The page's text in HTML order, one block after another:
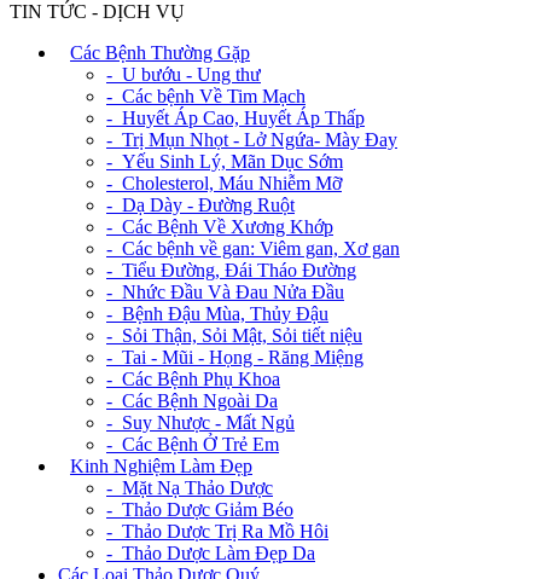
TIN TỨC - DỊCH VỤ
Các Bệnh Thường Gặp
- U bướu - Ung thư
- Các bệnh Về Tim Mạch
- Huyết Áp Cao, Huyết Áp Thấp
- Trị Mụn Nhọt - Lở Ngứa- Mày Đay
- Yếu Sinh Lý, Mãn Dục Sớm
- Cholesterol, Máu Nhiễm Mỡ
- Dạ Dày - Đường Ruột
- Các Bệnh Về Xương Khớp
- Các bệnh về gan: Viêm gan, Xơ gan
- Tiểu Đường, Đái Tháo Đường
- Nhức Đầu Và Đau Nửa Đầu
- Bệnh Đậu Mùa, Thủy Đậu
- Sỏi Thận, Sỏi Mật, Sỏi tiết niệu
- Tai - Mũi - Họng - Răng Miệng
- Các Bệnh Phụ Khoa
- Các Bệnh Ngoài Da
- Suy Nhược - Mất Ngủ
- Các Bệnh Ở Trẻ Em
Kinh Nghiệm Làm Đẹp
- Mặt Nạ Thảo Dược
- Thảo Dược Giảm Béo
- Thảo Dược Trị Ra Mồ Hôi
- Thảo Dược Làm Đẹp Da
Các Loại Thảo Dược Quý